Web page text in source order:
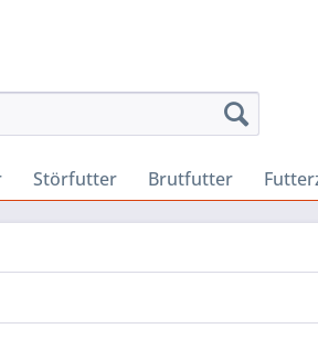
Störfutter Brutfutter